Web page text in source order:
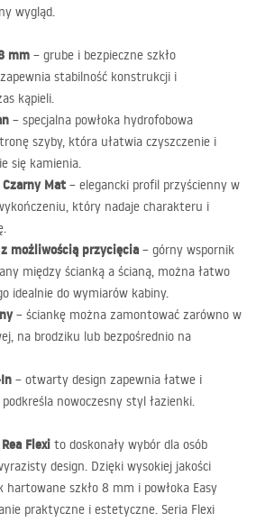
wygląd.
mm – grube i bezpieczne szkło
stabilność konstrukcji i
kąpieli.
– specjalna powłoka hydrofobowa
szyby, która ułatwia czyszczenie i
się kamienia.
Mat – elegancki profil przyścienny w
który nadaje charakteru i
możliwością przycięcia – górny wspornik
między ścianką a ścianą, można łatwo
idealnie do wymiarów kabiny.
– ściankę można zamontować zarówno w
na brodziku lub bezpośrednio na
– otwarty design zapewnia łatwe i
nowoczesny styl łazienki.
Flexi to doskonały wybór dla osób
design. Dzięki wysokiej jakości
szkło 8 mm i powłoka Easy
praktyczne i estetyczne. Seria Flexi